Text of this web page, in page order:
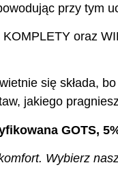
przy tym
KOMPLETY oraz
się składa,
jakiego
GOTS,
Wybierz